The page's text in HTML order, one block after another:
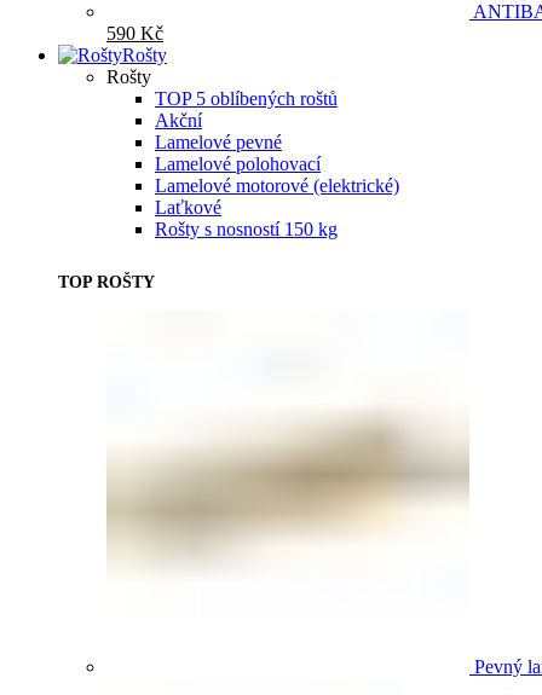
590 Kč
Rošty
Rošty
TOP 5 oblíbených roštů
Akční
Lamelové pevné
Lamelové polohovací
Lamelové motorové (elektrické)
Laťkové
Rošty s nosností 150 kg
TOP ROŠTY
Pevný